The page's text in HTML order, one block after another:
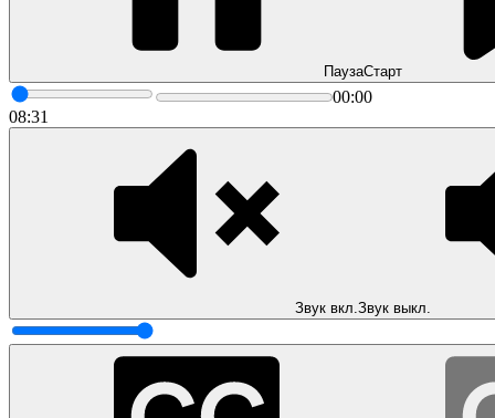
ПаузаСтарт
00:00
08:31
Звук вкл. Звук выкл.